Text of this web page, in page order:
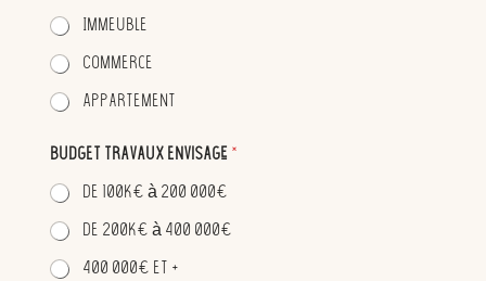
Immeuble
Commerce
Appartement
Budget travaux envisagé *
de 100k€ à 200 000€
de 200k€ à 400 000€
400 000€ et +